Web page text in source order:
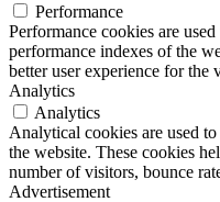
Performance
Performance cookies are
performance indexes of the
better user experience for the
Analytics
Analytics
Analytical cookies are used
the website. These cookies
number of visitors, bounce
Advertisement